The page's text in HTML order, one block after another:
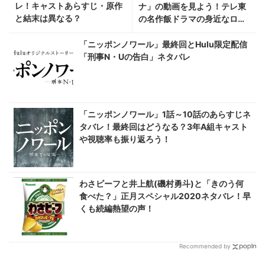
レ！キャストあらすじ・原作
と結末は異なる？
ナ」の動画を見よう！テレ東
の名作飯ドラマの身近なロケ
「ニッポンノワール」最終回とHulu限定配信
「刑事N・Uの告白」ネタバレ
「ニッポンノワール」1話～10話のあらすじネ
タバレ！最終回はどうなる？3年A組キャスト
や視聴率も振り返ろう！
わさビーフと井上航(磯村勇斗)と「きのう何
食べた？」正月スペシャル2020ネタバレ！早
くも続編熱望の声！
Recommended by